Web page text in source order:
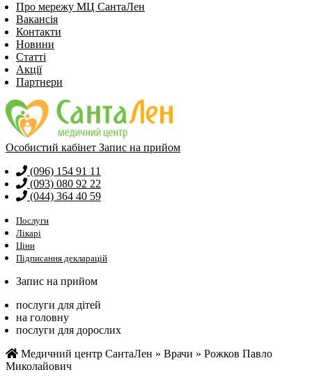
Про мережу МЦ СантаЛен
Вакансія
Контакти
Новини
Статті
Акції
Партнери
Особистий кабінет Запис на прийом
(096) 154 91 11
(093) 080 92 22
(044) 364 40 59
Послуги
Лікарі
Ціни
Підписання декларацій
Запис на прийом
послуги для дітей
на головну
послуги для дорослих
Медичний центр СантаЛен » Врачи » Рожков Павло
Миколайович